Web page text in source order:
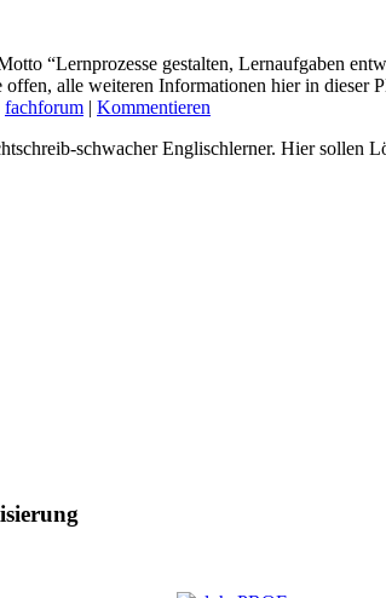
“Lernprozesse gestalten, Lernaufgaben
alle weiteren Informationen hier in dieser
fachforum | Kommentieren
schwacher Englischlerner. Hier